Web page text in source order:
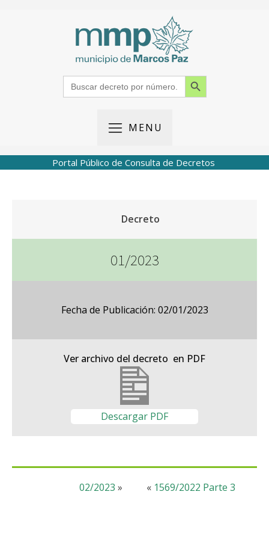
Search
for:
Search Button
MENU
Portal Público de Consulta de Decretos
Decreto
01/2023
Fecha de Publicación: 02/01/2023
Ver archivo del decreto en PDF
Descargar PDF
« 1569/2022 Parte 3
02/2023 »